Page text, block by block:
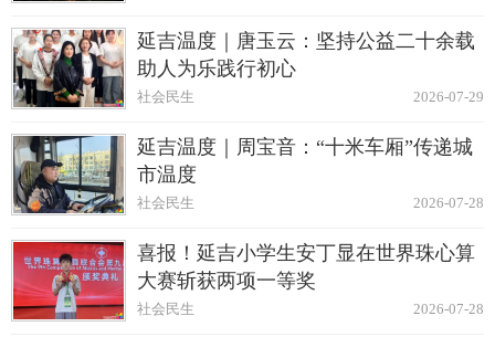
延吉温度｜唐玉云：坚持公益二十余载
助人为乐践行初心
2026-07-29
社会民生
延吉温度｜周宝音：“十米车厢”传递城
市温度
2026-07-28
社会民生
喜报！延吉小学生安丁显在世界珠心算
大赛斩获两项一等奖
2026-07-28
社会民生